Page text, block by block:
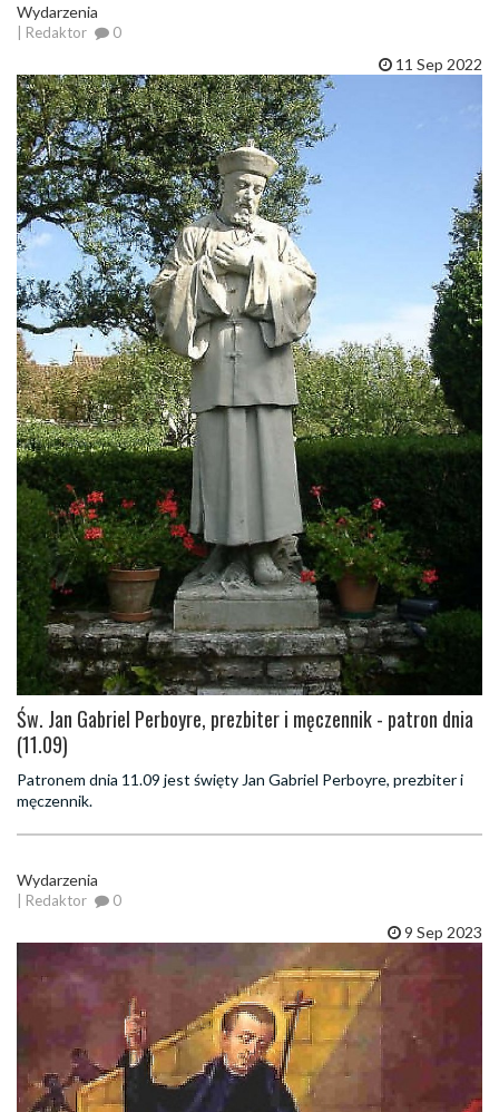
Wydarzenia
| Redaktor 0
11 Sep 2022
Św. Jan Gabriel Perboyre, prezbiter i męczennik - patron dnia
(11.09)
Patronem dnia 11.09 jest święty Jan Gabriel Perboyre, prezbiter i
męczennik.
Wydarzenia
| Redaktor 0
9 Sep 2023